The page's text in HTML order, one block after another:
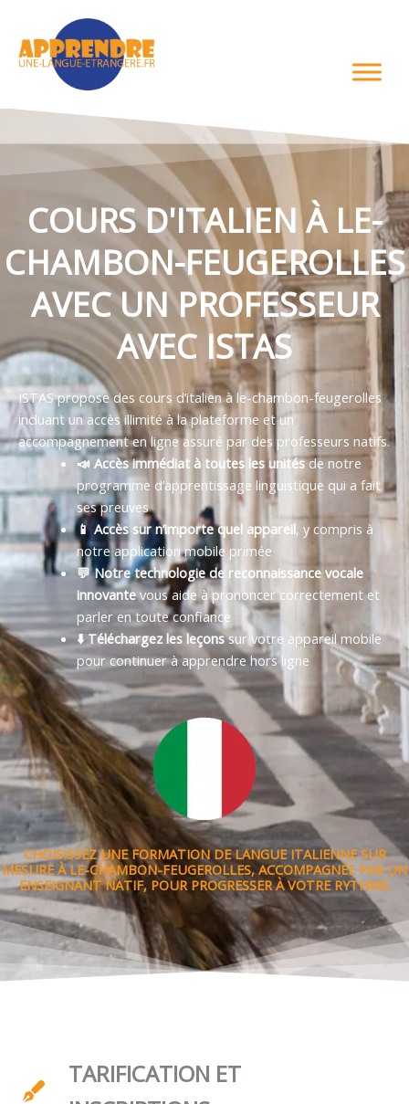
contenu
COURS D'ITALIEN À LE-
CHAMBON-FEUGEROLLES
AVEC UN PROFESSEUR
AVEC ISTAS
ISTAS propose des cours d’italien à le-chambon-feugerolles
incluant un accès illimité à la plateforme et un
accompagnement en ligne assuré par des professeurs natifs.
📣 Accès immédiat à toutes les unitésde notre
programme d’apprentissage linguistique qui a fait
ses preuves
📱 Accès sur n’importe quel appareil, y compris à
notre application mobile primée
💬 Notre technologie de reconnaissance vocale
innovantevous aide à prononcer correctement et
parler en toute confiance
⬇️ Téléchargez les leçonssur votre appareil mobile
pour continuer à apprendre hors ligne
CHOISISSEZ UNE FORMATION DE LANGUE ITALIENNE SUR
MESURE À LE-CHAMBON-FEUGEROLLES, ACCOMPAGNÉE PAR UN
ENSEIGNANT NATIF, POUR PROGRESSER À VOTRE RYTHME.
TARIFICATION ET